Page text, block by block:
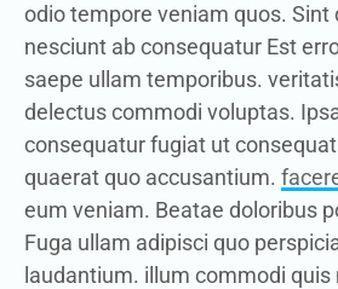
odio tempore veniam quos. Sint
nesciunt ab consequatur Est
saepe ullam temporibus.
delectus commodi voluptas.
consequatur fugiat ut
quaerat quo accusantium.
eum veniam. Beatae doloribus
Fuga ullam adipisci quo
laudantium. illum commodi quis